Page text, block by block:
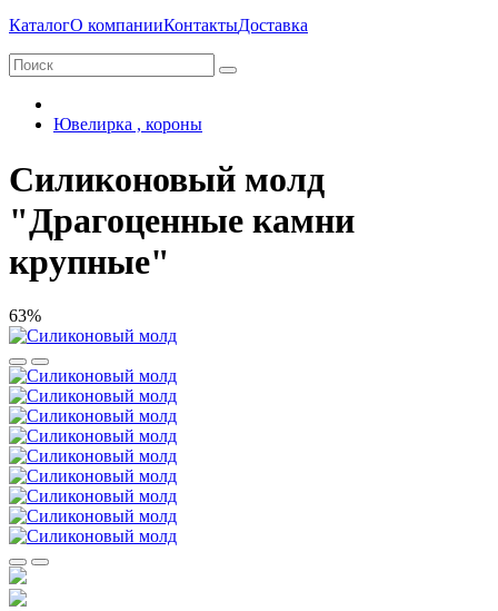
КаталогО компанииКонтактыДоставка
Ювелирка , короны
Силиконовый молд
"Драгоценные камни
крупные"
63%